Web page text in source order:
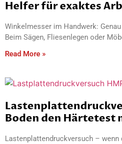
Helfer für exaktes
Winkelmesser im Handwerk:
Beim Sägen, Fliesenlegen oder
Read More »
Boden den Härtetest
Lastenplattendruckversuch – wenn